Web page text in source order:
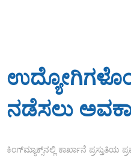
ನಡೆಸಲು
ಕಿಂಗ್‌ಮ್ಯಾಕ್ಸ್‌ನಲ್ಲಿ ಕಾರ್ಖಾನೆ